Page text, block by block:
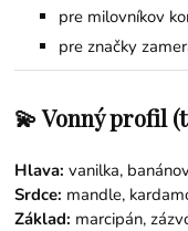
pre milovníkov
pre značky
💫 Vonný profil
Hlava: vanilka,
Srdce: mandle,
Základ: marcipán,